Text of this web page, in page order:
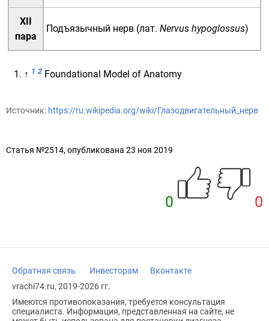
XII
пара
Подъязычный нерв (лат. Nervus hypoglossus)
↑ 1 2 Foundational Model of Anatomy
Источник: https://ru.wikipedia.org/wiki/Глазодвигательный_нерв
Статья №2514, опубликована 23 ноя 2019
0 0
Обратная связь Инвесторам
Вконтакте
vrachi74.ru, 2019-2026 гг.
Имеются противопоказания, требуется консультация
специалиста. Информация, представленная на сайте, не